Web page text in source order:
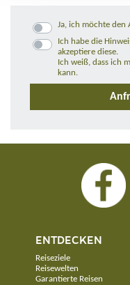
Ja, ich möchte den
Ich habe die
akzeptiere diese.
Ich weiß, dass ich
kann.
ENTDECKEN
Reiseziele
Reisewelten
Garantierte Reisen